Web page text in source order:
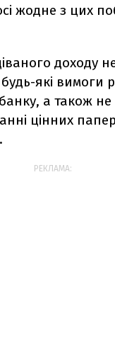
жодне з цих
доходу
які вимоги
а також не
цінних
РЕКЛАМА: